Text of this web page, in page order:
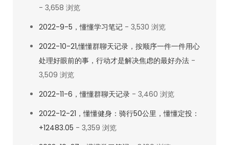
- 3,658 浏览
2022-9-5，懂懂学习笔记 - 3,530 浏览
2022-10-21,懂懂群聊天记录，按顺序一件一件用心
处理好眼前的事，行动才是解决焦虑的最好办法 -
3,509 浏览
2022-11-6，懂懂群聊天记录 - 3,460 浏览
2022-12-21，懂懂健身：骑行50公里，懂懂定投：
+12483.05 - 3,359 浏览